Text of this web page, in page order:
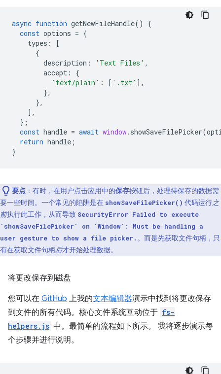
async function getNewFileHandle()
{
const options = {
types :
[
{
description : 'Text Files' ,
accept :
{
'text/plain' : [ '.txt' ],
},
},
],
};
const handle = await window. showSaveFilePicker(
return handle ;
}
要点 ：有时，在用户点击应用中的保存按钮后，处理待保存的数据需
要一些时间。一个常见的陷阱是在 showSaveFilePicker() 代码运行之
前执行此工作，从而导致 SecurityError Failed to execute
'showSaveFilePicker' on 'Window': Must be handling a
user gesture to show a file picker. 。而是先获取文件句柄，只
有在获取文件句柄后才开始处理数据。
将更改保存到磁盘
您可以在 GitHub 上我的文本编辑器演示中找到将更改保存
到文件的所有代码。核心文件系统互动位于 fs-
helpers.js 中。最简单的流程如下所示。 我将逐步演示每
个步骤并进行说明。